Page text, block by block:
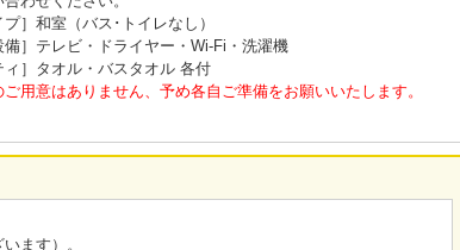
プ］和室（バス･トイレなし）
備］テレビ・ドライヤー・Wi-Fi・洗濯機
ィ］タオル・バスタオル 各付
用意はありません、予め各自ご準備をお願いいたします。
ます）。